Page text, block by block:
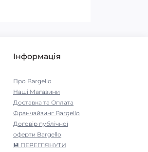
Інформація
Про Bargello
Наші Магазини
Доставка та Оплата
Франчайзинг Bargello
Договір публічної
оферти Bargello
💾 ПЕРЕГЛЯНУТИ